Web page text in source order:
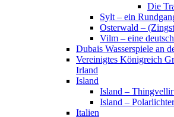
Die
Sylt – ein
Osterwald –
Vilm – eine
Dubais Wasserspiele an
Vereinigtes Königreich
Irland
Island
Island –
Island – Polarlichter
Italien